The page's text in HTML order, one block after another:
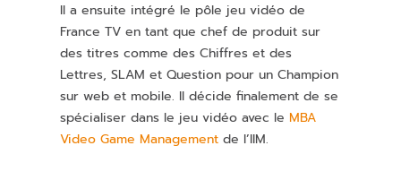
Il a ensuite intégré le pôle jeu vidéo de
France TV en tant que chef de produit sur
des titres comme des Chiffres et des
Lettres, SLAM et Question pour un Champion
sur web et mobile. Il décide finalement de se
spécialiser dans le jeu vidéo avec leMBA
Video Game Management de l’IIM.